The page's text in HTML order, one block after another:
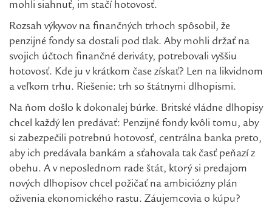
mohli siahnuť, im stačí hotovosť.
Rozsah výkyvov na finančných trhoch spôsobil, že
penzijné fondy sa dostali pod tlak. Aby mohli držať na
svojich účtoch finančné deriváty, potrebovali vyššiu
hotovosť. Kde ju v krátkom čase získať? Len na likvidnom
a veľkom trhu. Riešenie: trh so štátnymi dlhopismi.
Na ňom došlo k dokonalej búrke. Britské vládne dlhopisy
chcel každý len predávať: Penzijné fondy kvôli tomu, aby
si zabezpečili potrebnú hotovosť, centrálna banka preto,
aby ich predávala bankám a sťahovala tak časť peňazí z
obehu. A v neposlednom rade štát, ktorý si predajom
nových dlhopisov chcel požičať na ambiciózny plán
oživenia ekonomického rastu. Záujemcovia o kúpu?